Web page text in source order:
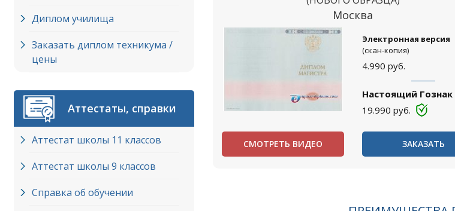
Диплом училища
Заказать диплом техникума /
цены
Аттестаты, справки
Аттестат школы 11 классов
Аттестат школы 9 классов
Справка об обучении
Москва
Электронная версия
(скан-копия)
4.990 руб.
Настоящий Гознак
19.990 руб.
СМОТРЕТЬ ВИДЕО ЗАКАЗАТЬ